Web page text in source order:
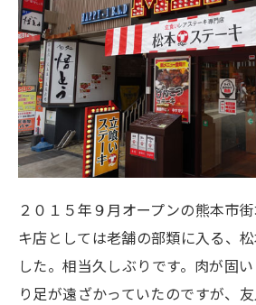
２０１５年９月オープンの熊本市
キ店としては老舗の部類に入る、
した。相当久しぶりです。肉が固
り足が遠ざかっていたのですが、